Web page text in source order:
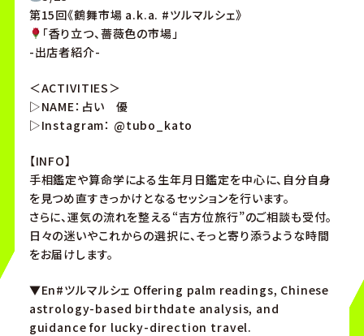
第15回《鶴舞市場 a.k.a. #ツルマルシェ》
「香り立つ、薔薇色の市場」
-出店者紹介-
＜ACTIVITIES＞
▷NAME：占い 優
▷Instagram： @tubo_kato
【INFO】
手相鑑定や算命学による生年月日鑑定を中心に、自分自身
を見つめ直すきっかけとなるセッションを行います。
さらに、運気の流れを整える“吉方位旅行”のご相談も受付。
日々の迷いやこれからの選択に、そっと寄り添うような時間
をお届けします。
▼En#ツルマルシェ Offering palm readings, Chinese
astrology-based birthdate analysis, and
guidance for lucky-direction travel.